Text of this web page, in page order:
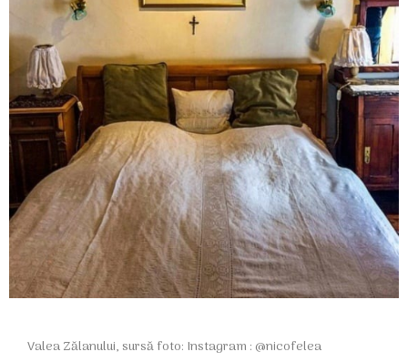
Valea Zălanului, sursă foto: Instagram : @nicofelea